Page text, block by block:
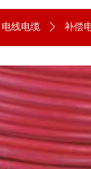
电线电缆 ꄲ 补偿